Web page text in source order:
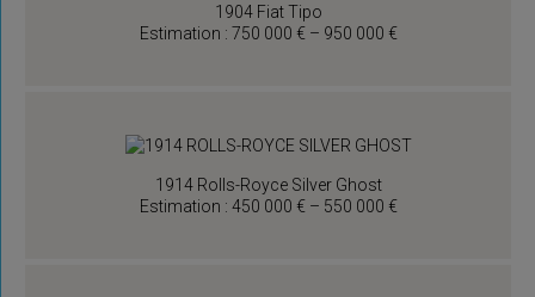
1904 Fiat Tipo
Estimation : 750 000 € – 950 000 €
1914 Rolls-Royce Silver Ghost
Estimation : 450 000 € – 550 000 €